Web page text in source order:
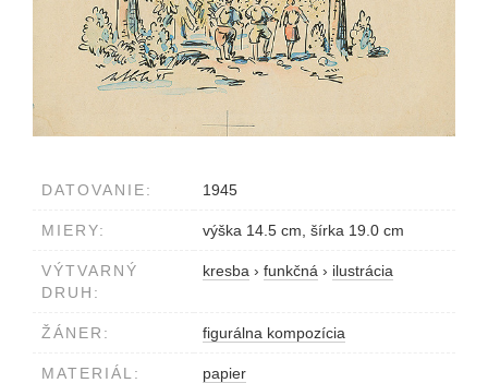
DATOVANIE: 1945
MIERY: výška 14.5 cm, šírka 19.0 cm
VÝTVARNÝ
DRUH:
kresba › funkčná › ilustrácia
ŽÁNER: figurálna kompozícia
MATERIÁL: papier